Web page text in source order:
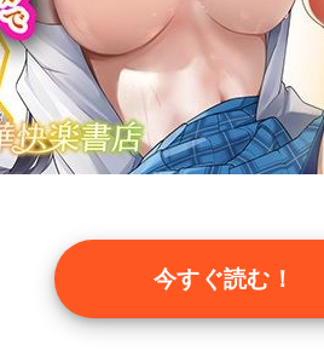
今すぐ読む！